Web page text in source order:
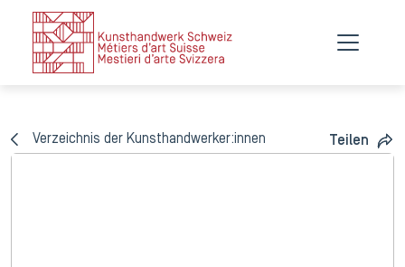
Verzeichnis der Kunsthandwerker:innen Teilen